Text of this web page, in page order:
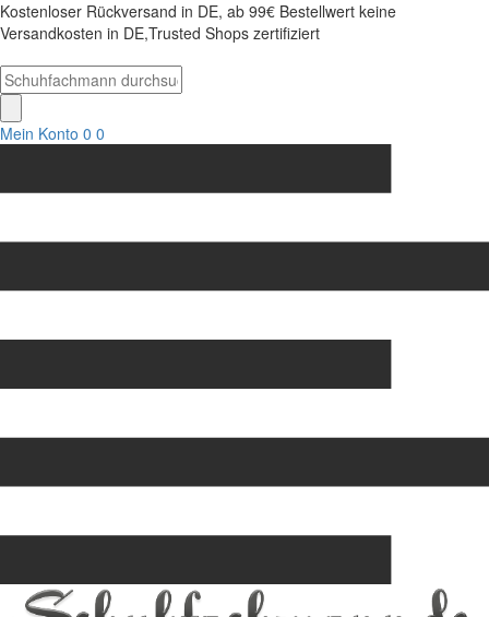
Kostenloser Rückversand in DE, ab 99€ Bestellwert keine
Versandkosten in DE,Trusted Shops zertifiziert
Mein Konto 0 0